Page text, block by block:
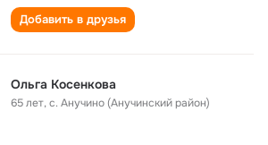
Добавить в друзья
Ольга Косенкова
65 лет,с. Анучино (Анучинский район)